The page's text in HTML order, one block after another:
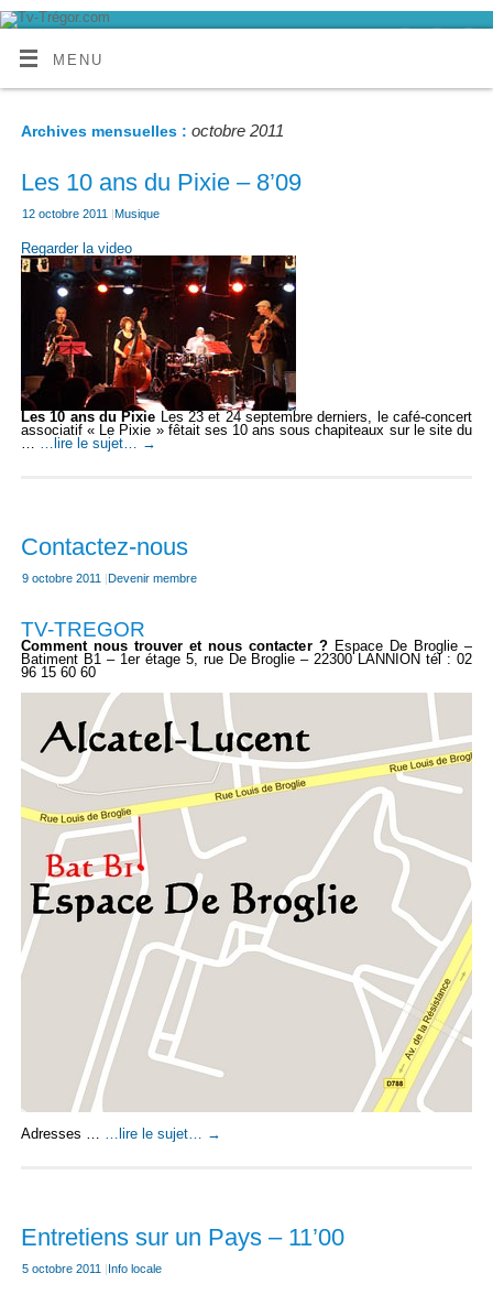
MENU
Archives mensuelles : octobre 2011
Les 10 ans du Pixie – 8’09
12 octobre 2011 |Musique
Regarder la video
Les 10 ans du Pixie Les 23 et 24 septembre derniers, le café-concert
associatif « Le Pixie » fêtait ses 10 ans sous chapiteaux sur le site du
… …lire le sujet… →
Contactez-nous
9 octobre 2011 |Devenir membre
TV-TREGOR
Comment nous trouver et nous contacter ?Espace De Broglie –
Batiment B1 – 1er étage 5, rue De Broglie – 22300 LANNION tél : 02
96 15 60 60
Adresses … …lire le sujet… →
Entretiens sur un Pays – 11’00
5 octobre 2011 |Info locale